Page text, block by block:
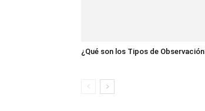
¿Qué son los Tipos de